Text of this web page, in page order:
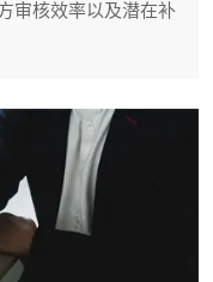
审核效率以及潜在补